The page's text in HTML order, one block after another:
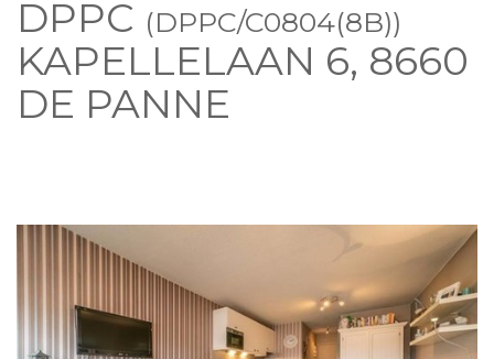
DPPC (DPPC/C0804(8B))
KAPELLELAAN 6, 8660
DE PANNE